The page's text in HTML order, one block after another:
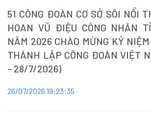
51 CÔNG ĐOÀN CƠ SỞ SÔI NỔI
HOAN VŨ ĐIỆU CÔNG NHÂN
NĂM 2026 CHÀO MỪNG KỶ
THÀNH LẬP CÔNG ĐOÀN VIỆT
- 28/7/2026)
26/07/2026 19:23:35